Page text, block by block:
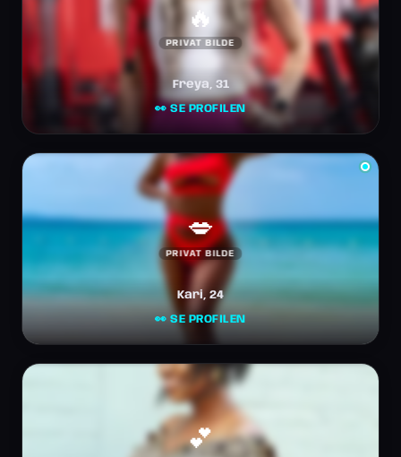
🔥
PRIVAT BILDE
Freya, 31
👀 SE PROFILEN
💋
PRIVAT BILDE
Kari, 24
👀 SE PROFILEN
💕